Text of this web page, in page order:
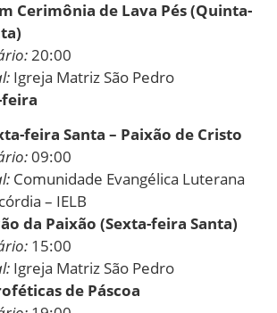
Cerimônia de Lava Pés (Quinta-
20:00
Igreja Matriz São Pedro
feira
feira Santa – Paixão de Cristo
09:00
Comunidade Evangélica Luterana
– IELB
da Paixão (Sexta-feira Santa)
15:00
Igreja Matriz São Pedro
de Páscoa